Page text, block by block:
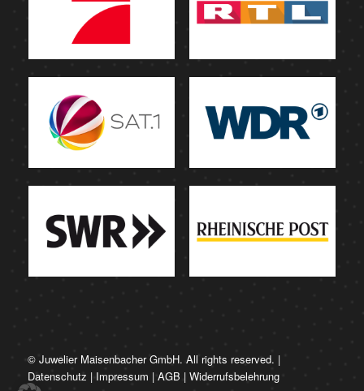
© Juwelier Maisenbacher GmbH. All rights reserved. |
Datenschutz | Impressum | AGB | Widerrufsbelehrung